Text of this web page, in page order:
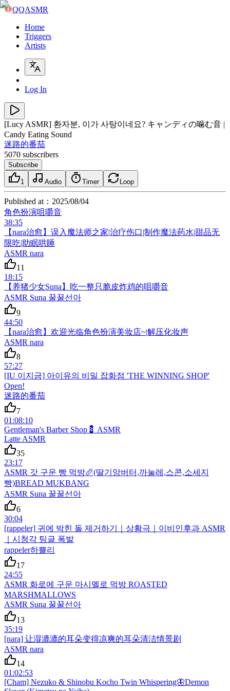
QQASMR
Home
Triggers
Artists
Log In
[Lucy ASMR] 환자분, 이가 사탕이네요? キャンディの噛む音 |
Candy Eating Sound
迷路的番茄
5070 subscribers
Subscribe
1 Audio Timer Loop
Published at ： 2025/08/04
角色扮演咀嚼音
38:35
【nara治愈】误入魔法师之家|治疗伤口|制作魔法药水|甜品无
限吃|助眠哄睡
ASMR nara
11
18:15
【养猪少女Suna】吃一整只脆皮炸鸡的咀嚼音
ASMR Suna 꿀꿀선아
9
44:50
【nara治愈】欢迎光临角色扮演美妆店~|解压化妆声
ASMR nara
8
57:27
[IU 이지금] 아이유의 비밀 잡화점 'THE WINNING SHOP'
Open!
迷路的番茄
7
01:08:10
Gentleman's Barber Shop💈 ASMR
Latte ASMR
35
23:17
ASMR 갓 구운 빵 먹방🥖(딸기앙버터,까눌레,스콘,소세지
빵)BREAD MUKBANG
ASMR Suna 꿀꿀선아
6
30:04
[rappeler] 귀에 박힌 돌 제거하기｜상황극｜이비인후과 ASMR
｜시청각 팅글 폭발
rappeler하쁠리
17
24:55
ASMR 화로에 구운 마시멜로 먹방 ROASTED
MARSHMALLOWS
ASMR Suna 꿀꿀선아
13
35:19
[nara] 让湿漉漉的耳朵变得凉爽的耳朵清洁情景剧
ASMR nara
14
01:02:53
[Cham] Nezuko & Shinobu Kocho Twin Whispering🦋Demon